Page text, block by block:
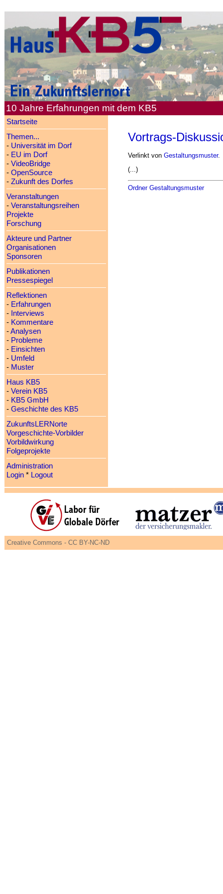
10 Jahre Erfahrungen mit dem KB5
Startseite
Themen...
- Universität im Dorf
- EU im Dorf
- VideoBridge
- OpenSource
- Zukunft des Dorfes
Veranstaltungen
- Veranstaltungsreihen
Projekte
Forschung
Akteure und Partner
Organisationen
Sponsoren
Publikationen
Pressespiegel
Reflektionen
- Erfahrungen
- Interviews
- Kommentare
-Analysen
- Probleme
- Einsichten
- Umfeld
- Muster
Haus KB5
- Verein KB5
- KB5 GmbH
- Geschichte des KB5
ZukunftsLERNorte
Vorgeschichte-Vorbilder
Vorbildwirkung
Folgeprojekte
Administration
Login* Logout
Vortrags-
Verlinkt von Gestaltungsmuster.
(...)
Ordner Gestaltungsmuster
Creative Commons - CC BY-NC-ND